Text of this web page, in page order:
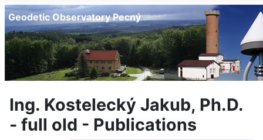
Geodetic Observatory Pecný
Ing. Kostelecký Jakub, Ph.D.
- full old - Publications